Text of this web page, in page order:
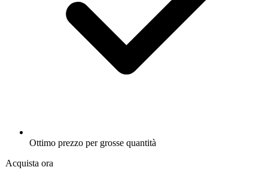
Ottimo prezzo per grosse quantità
Acquista ora